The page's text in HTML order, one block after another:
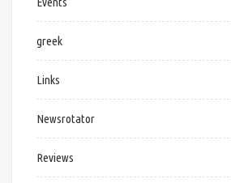
greek
Links
Newsrotator
Reviews